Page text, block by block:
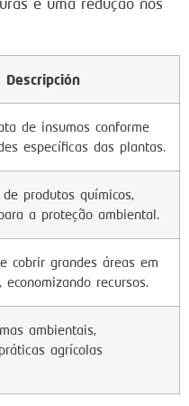
Descripción
de insumos conforme
específicas das plantas.
produtos químicos,
a proteção ambiental.
cobrir grandes áreas em
economizando recursos.
ambientais,
agrícolas